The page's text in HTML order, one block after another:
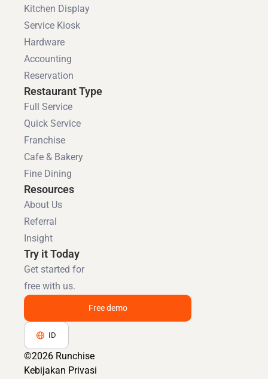
Kitchen Display
Service Kiosk
Hardware
Accounting
Reservation
Restaurant Type
Full Service
Quick Service
Franchise
Cafe & Bakery
Fine Dining
Resources
About Us
Referral
Insight
Try it Today
Get started for
free with us.
Free demo
ID
©2026 Runchise
Kebijakan Privasi